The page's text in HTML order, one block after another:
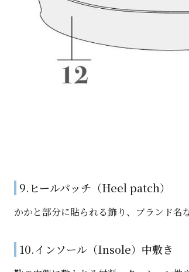
9.ヒールパッチ（Heel patch）
かかと部分に貼られる飾り、ブランド名
10.インソール（Insole）中敷き